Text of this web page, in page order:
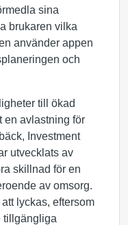
sina
brukaren vilka
använder appen
och
till ökad
en avlastning för
Investment
utvecklats av
skillnad för en
av omsorg.
lyckas, eftersom
tillgängliga